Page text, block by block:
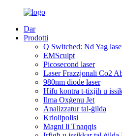
Dar
Prodotti
Q Switched: Nd Yag
EMSculpt
Picosecond laser
Laser Frazzjonali Co2
980nm diode laser
Hifu kontra t-tixjiħ u
Ilma Oxġenu Jet
Analizzatur tal-ġilda
Kriolipolisi
Magni li Tnaqqis